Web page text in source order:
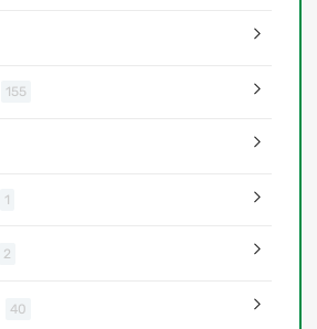
155
1
2
40